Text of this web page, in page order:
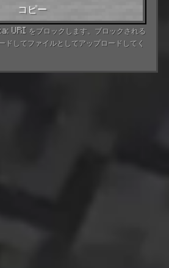
コピー
URI をブロックします。ブロックされる
してファイルとしてアップロードしてく